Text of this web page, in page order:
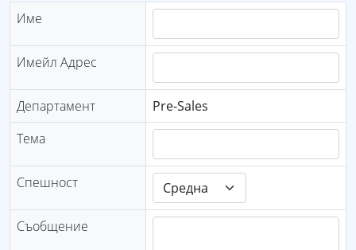
Име
Имейл Адрес
Департамент
Pre-Sales
Тема
Спешност
Съобщение